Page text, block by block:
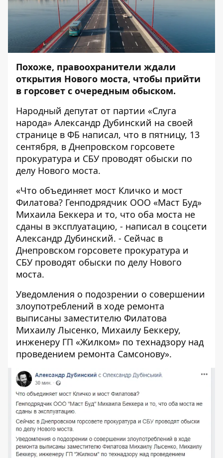
Похоже, правоохранители ждали
открытия Нового моста, чтобы прийти
в горсовет с очередным обыском.
Народный депутат от партии «Слуга
народа» Александр Дубинский на своей
странице в ФБ написал, что в пятницу, 13
сентября, в Днепровском горсовете
прокуратура и СБУ проводят обыски по
делу Нового моста.
«Что объединяет мост Кличко и мост
Филатова? Генподрядчик ООО «Маст Буд»
Михаила Беккера и то, что оба моста не
сданы в эксплуатацию, - написал в соцсети
Александр Дубинский. - Сейчас в
Днепровском горсовете прокуратура и
СБУ проводят обыски по делу Нового
моста.
Уведомления о подозрении о совершении
злоупотреблений в ходе ремонта
выписаны заместителю Филатова
Михаилу Лысенко, Михаилу Беккеру,
инженеру ГП «Жилком» по технадзору над
проведением ремонта Самсонову».